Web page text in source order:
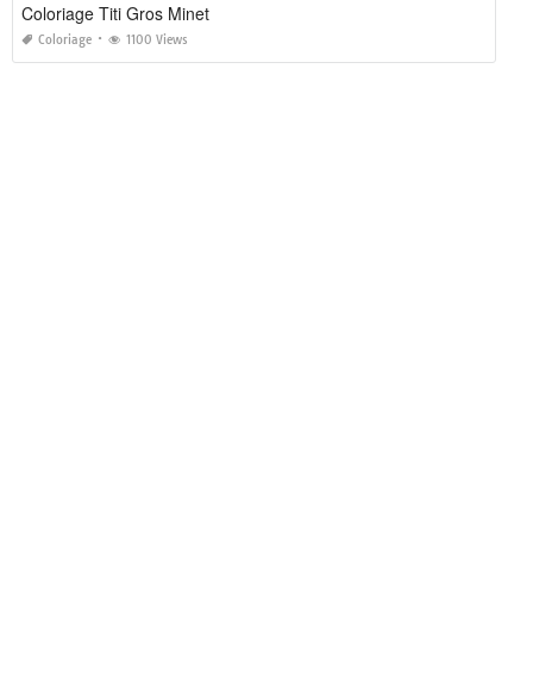
Coloriage Titi Gros Minet
Coloriage 1100 Views